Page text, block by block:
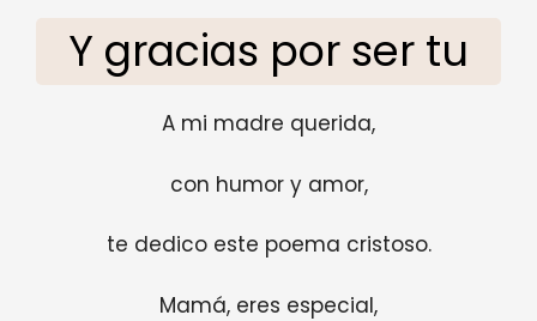
Y gracias por ser tu
A mi madre querida,
con humor y amor,
te dedico este poema cristoso.
Mamá, eres especial,